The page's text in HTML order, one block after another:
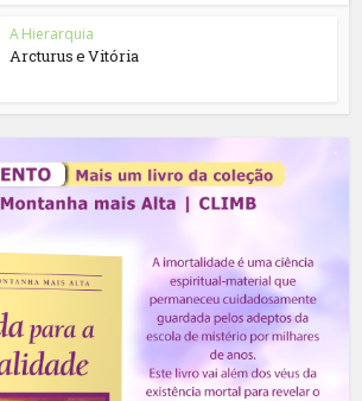
A Hierarquia
Arcturus e Vitória